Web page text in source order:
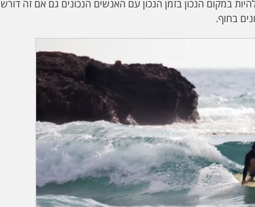
במקום הנכון בזמן הנכון עם האנשים הנכונים גם אם זה דורש
בחוף.